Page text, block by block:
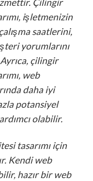
işletmenizin
saatlerini,
yorumlarını
çilingir
web
daha iyi
potansiyel
olabilir.
tasarımı için
Kendi web
hazır bir web